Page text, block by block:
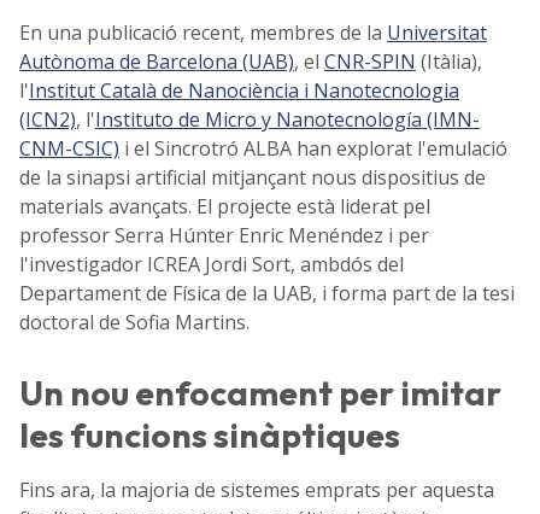
En una publicació recent, membres de la Universitat
Autònoma de Barcelona (UAB), el CNR-SPIN (Itàlia),
l'Institut Català de Nanociència i Nanotecnologia
(ICN2), l'Instituto de Micro y Nanotecnología (IMN-
CNM-CSIC) i el Sincrotró ALBA han explorat l'emulació
de la sinapsi artificial mitjançant nous dispositius de
materials avançats. El projecte està liderat pel
professor Serra Húnter Enric Menéndez i per
l'investigador ICREA Jordi Sort, ambdós del
Departament de Física de la UAB, i forma part de la tesi
doctoral de Sofia Martins.
Un nou enfocament per imitar
les funcions sinàptiques
Fins ara, la majoria de sistemes emprats per aquesta